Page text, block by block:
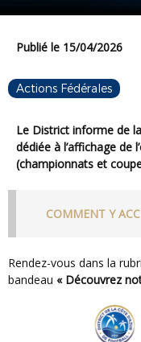
Publié le 15/04/2026
Actions Fédérales
Le District informe de la mise en ligne d’une nouvelle interface
dédiée à l’affichage de
(championnats et
COMMENT Y
Rendez-vous dans la
bandeau « Découvrez